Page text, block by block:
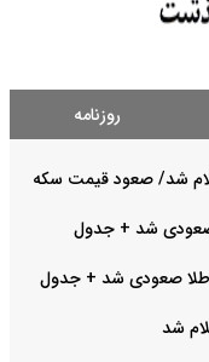
روزنامه